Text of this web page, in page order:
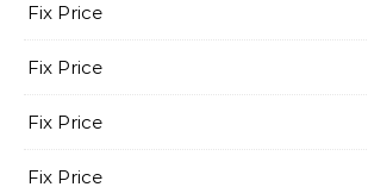
Fix Price
Fix Price
Fix Price
Fix Price